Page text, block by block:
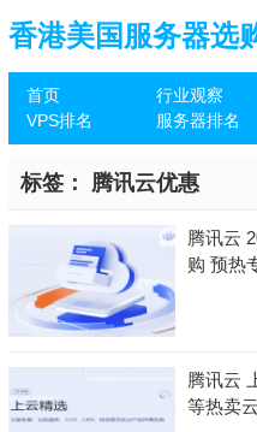
香港美国服务器选
推荐
首页 行业观察
VPS排名
服务器排名
标签： 腾讯云优惠
腾讯云
购 预热
腾讯云
等热卖